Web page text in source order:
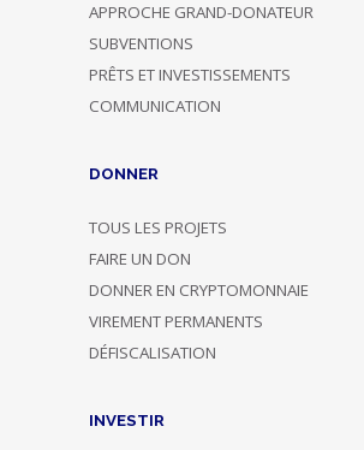
APPROCHE GRAND-DONATEUR
SUBVENTIONS
PRÊTS ET INVESTISSEMENTS
COMMUNICATION
DONNER
TOUS LES PROJETS
FAIRE UN DON
DONNER EN CRYPTOMONNAIE
VIREMENT PERMANENTS
DÉFISCALISATION
INVESTIR